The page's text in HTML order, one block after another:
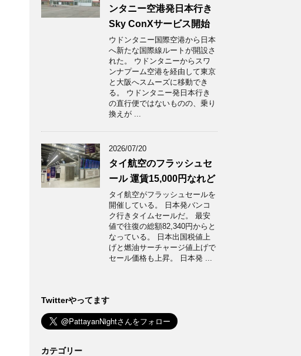
ンタニー空港発日本行き
Sky ConXサービス開始
ウドンタニー国際空港から日本
へ新たな国際線ルートが開設さ
れた。 ウドンタニーからスワ
ンナプーム空港を経由して東京
と大阪へスムーズに移動でき
る。 ウドンタニー発日本行き
の直行便ではないものの、乗り
換えが ...
2026/07/20
タイ航空のフラッシュセ
ール 運賃15,000円なれど
タイ航空がフラッシュセールを
開催している。 日本発バンコ
ク行きタイムセールだ。 最安
値で往復の総額82,340円からと
なっている。 日本出国税値上
げと燃油サーチャージ値上げで
セール価格も上昇。 日本発 ...
Twitterやってます
カテゴリー